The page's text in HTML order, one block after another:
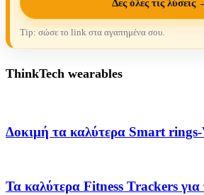
Δες όλες τις λύσεις
Tip: σώσε το link στα αγαπημένα σου.
ThinkTech wearables
Δοκιμή τα καλύτερα Smart
Τα καλύτερα Fitness Trackers